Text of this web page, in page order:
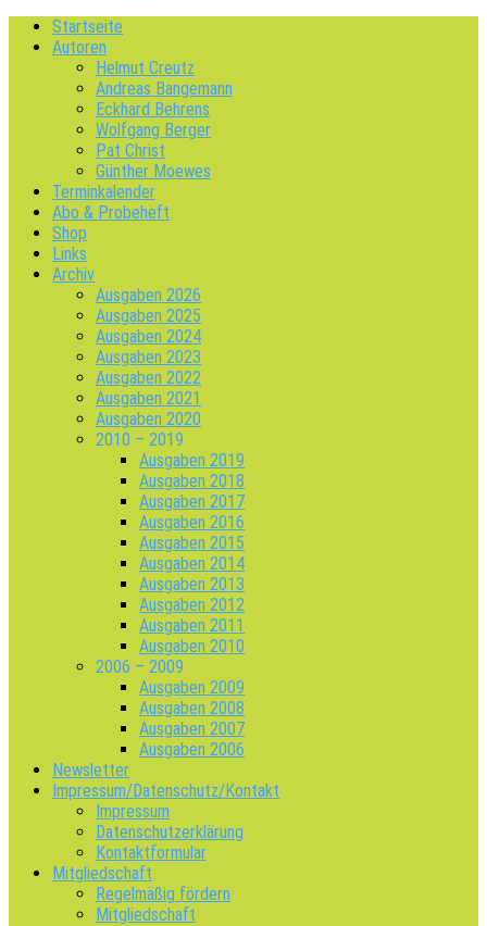
Startseite
Autoren
Helmut Creutz
Andreas Bangemann
Eckhard Behrens
Wolfgang Berger
Pat Christ
Günther Moewes
Terminkalender
Abo & Probeheft
Shop
Links
Archiv
Ausgaben 2026
Ausgaben 2025
Ausgaben 2024
Ausgaben 2023
Ausgaben 2022
Ausgaben 2021
Ausgaben 2020
2010 – 2019
Ausgaben 2019
Ausgaben 2018
Ausgaben 2017
Ausgaben 2016
Ausgaben 2015
Ausgaben 2014
Ausgaben 2013
Ausgaben 2012
Ausgaben 2011
Ausgaben 2010
2006 – 2009
Ausgaben 2009
Ausgaben 2008
Ausgaben 2007
Ausgaben 2006
Newsletter
Impressum/Datenschutz/Kontakt
Impressum
Datenschutzerklärung
Kontaktformular
Mitgliedschaft
Regelmäßig fördern
Mitgliedschaft